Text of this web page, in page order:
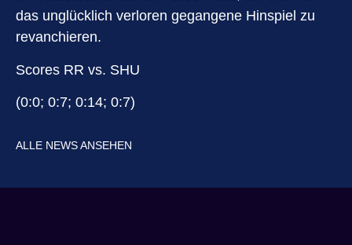
das unglücklich verloren gegangene Hinspiel zu
revanchieren.
Scores RR vs. SHU
(0:0; 0:7; 0:14; 0:7)
ALLE NEWS ANSEHEN